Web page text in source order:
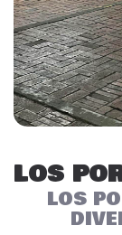
LOS
LOS